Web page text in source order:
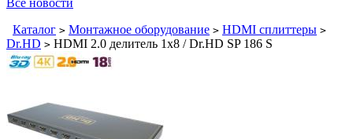
Все новости
Каталог > Монтажное оборудование > HDMI сплиттеры >
Dr.HD > HDMI 2.0 делитель 1x8 / Dr.HD SP 186 S